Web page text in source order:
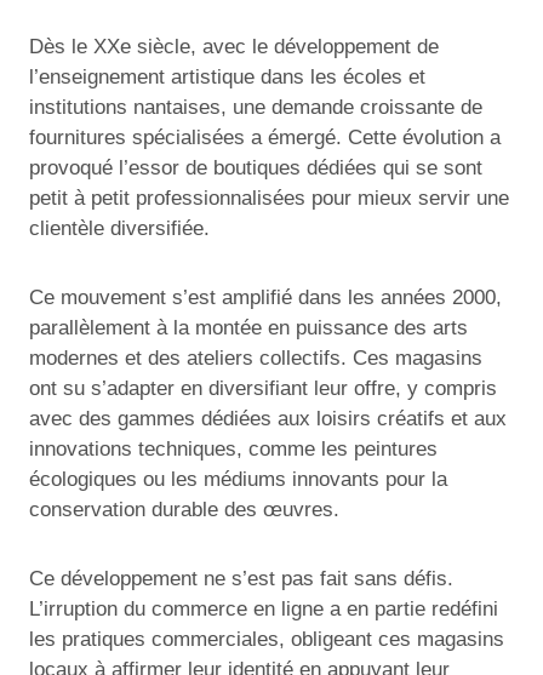
Dès le XXe siècle, avec le développement de
l’enseignement artistique dans les écoles et
institutions nantaises, une demande croissante de
fournitures spécialisées a émergé. Cette évolution a
provoqué l’essor de boutiques dédiées qui se sont
petit à petit professionnalisées pour mieux servir une
clientèle diversifiée.
Ce mouvement s’est amplifié dans les années 2000,
parallèlement à la montée en puissance des arts
modernes et des ateliers collectifs. Ces magasins
ont su s’adapter en diversifiant leur offre, y compris
avec des gammes dédiées aux loisirs créatifs et aux
innovations techniques, comme les peintures
écologiques ou les médiums innovants pour la
conservation durable des œuvres.
Ce développement ne s’est pas fait sans défis.
L’irruption du commerce en ligne a en partie redéfini
les pratiques commerciales, obligeant ces magasins
locaux à affirmer leur identité en appuyant leur